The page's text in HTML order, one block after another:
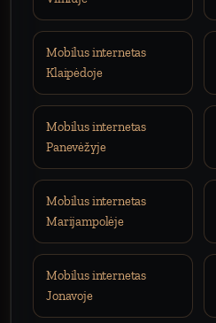
Mobilus internetas
Klaipėdoje
Mobilus internetas
Panevėžyje
Mobilus internetas
Marijampolėje
Mobilus internetas
Jonavoje